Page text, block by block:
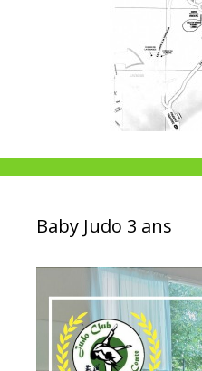
Baby Judo 3 ans